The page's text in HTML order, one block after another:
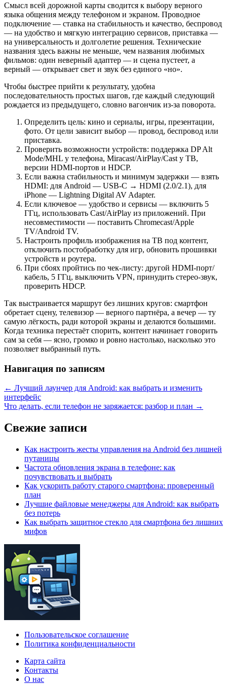
Смысл всей дорожной карты сводится к выбору верного
языка общения между телефоном и экраном. Проводное
подключение — ставка на стабильность и качество, беспровод
— на удобство и мягкую интеграцию сервисов, приставка —
на универсальность и долголетие решения. Технические
названия здесь важны не меньше, чем названия любимых
фильмов: один неверный адаптер — и сцена пустеет, а
верный — открывает свет и звук без единого «но».
Чтобы быстрее прийти к результату, удобна
последовательность простых шагов, где каждый следующий
рождается из предыдущего, словно вагончик из‑за поворота.
Определить цель: кино и сериалы, игры, презентации,
фото. От цели зависит выбор — провод, беспровод или
приставка.
Проверить возможности устройств: поддержка DP Alt
Mode/MHL у телефона, Miracast/AirPlay/Cast у ТВ,
версии HDMI‑портов и HDCP.
Если важна стабильность и минимум задержки — взять
HDMI: для Android — USB‑C → HDMI (2.0/2.1), для
iPhone — Lightning Digital AV Adapter.
Если ключевое — удобство и сервисы — включить 5
ГГц, использовать Cast/AirPlay из приложений. При
несовместимости — поставить Chromecast/Apple
TV/Android TV.
Настроить профиль изображения на ТВ под контент,
отключить постобработку для игр, обновить прошивки
устройств и роутера.
При сбоях пройтись по чек‑листу: другой HDMI‑порт/
кабель, 5 ГГц, выключить VPN, принудить стерео‑звук,
проверить HDCP.
Так выстраивается маршрут без лишних кругов: смартфон
обретает сцену, телевизор — верного партнёра, а вечер — ту
самую лёгкость, ради которой экраны и делаются большими.
Когда техника перестаёт спорить, контент начинает говорить
сам за себя — ясно, громко и ровно настолько, насколько это
позволяет выбранный путь.
Навигация по записям
← Лучший лаунчер для Android: как выбрать и изменить
интерфейс
Что делать, если телефон не заряжается: разбор и план →
Свежие записи
Как настроить жесты управления на Android без лишней
путаницы
Частота обновления экрана в телефоне: как
почувствовать и выбрать
Как ускорить работу старого смартфона: проверенный
план
Лучшие файловые менеджеры для Android: как выбрать
без потерь
Как выбрать защитное стекло для смартфона без лишних
мифов
Пользовательское соглашение
Политика конфиденциальности
Карта сайта
Контакты
О нас